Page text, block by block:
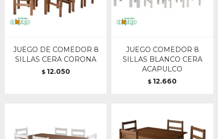
JUEGO DE COMEDOR 8
SILLAS CERA CORONA
$ 12.050
JUEGO COMEDOR 8
SILLAS BLANCO CERA
ACAPULCO
$ 12.660